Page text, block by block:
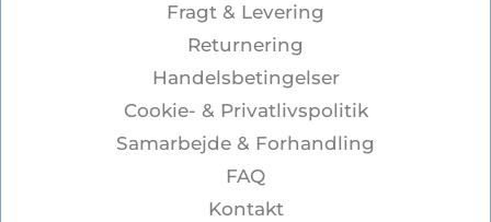
Fragt & Levering
Returnering
Handelsbetingelser
Cookie- & Privatlivspolitik
Samarbejde & Forhandling
FAQ
Kontakt